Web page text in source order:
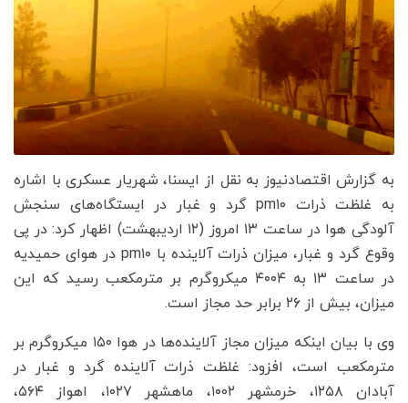
به گزارش اقتصادنیوز به نقل از ایسنا، شهریار عسکری با اشاره
به غلظت ذرات pm۱۰ گرد و غبار در ایستگاه‌های سنجش
آلودگی هوا در ساعت ۱۳ امروز (۱۲ اردیبهشت) اظهار کرد: در پی
وقوع گرد و غبار، میزان ذرات آلاینده با pm۱۰ در هوای حمیدیه
در ساعت ۱۳ به ۴۰۰۴ میکروگرم بر مترمکعب رسید که این
میزان، بیش از ۲۶ برابر حد مجاز است.
وی با بیان اینکه میزان مجاز آلاینده‌ها در هوا ۱۵۰ میکروگرم بر
مترمکعب است، افزود: غلظت ذرات آلاینده گرد و غبار در
آبادان ۱۲۵۸، خرمشهر ۱۰۰۲، ماهشهر ۱۰۲۷، اهواز ۵۶۴،